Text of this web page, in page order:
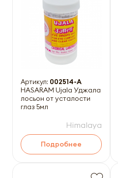
Артикул: 002514-A
HASARAM Ujala Уджала
лосьон от усталости
глаз 5мл
Himalaya
Подробнее